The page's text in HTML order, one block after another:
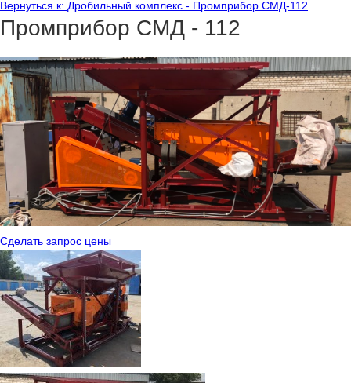
Вернуться к: Дробильный комплекс - Промприбор СМД-112
Промприбор СМД - 112
Сделать запрос цены